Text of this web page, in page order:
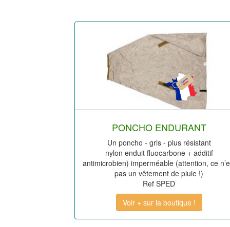
PONCHO ENDURANT
Un poncho - gris - plus résistant
nylon enduit fluocarbone + additif
antimicrobien) imperméable (attention, ce
pas un vêtement de pluie !)
Ref SPED
Voir + sur la boutique !